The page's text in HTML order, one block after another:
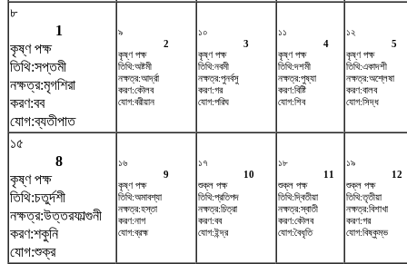
৮
1
কৃষ্ণ পক্ষ
তিথি:সপ্তমী
নক্ষত্র:মৃগশিরা
করণ:বব
যোগ:ব্যতীপাত
৯
2
কৃষ্ণ পক্ষ
তিথি:অষ্টমী
নক্ষত্র:আর্দ্রা
করণ:কৌলব
যোগ:বরীয়ান
১০
3
কৃষ্ণ পক্ষ
তিথি:নবমী
নক্ষত্র:পুনর্বসু
করণ:গর
যোগ:পরিঘ
১১
4
কৃষ্ণ পক্ষ
তিথি:দশমী
নক্ষত্র:পুষ্যা
করণ:বিষ্টি
যোগ:শিব
১২
5
কৃষ্ণ পক্ষ
তিথি:একাদশী
নক্ষত্র:অশ্লেষা
করণ:বালব
যোগ:সিদ্ধ
১৫
8
কৃষ্ণ পক্ষ
তিথি:চতুর্দশী
নক্ষত্র:উত্তরফাল্গুনী
করণ:শকুনি
যোগ:শুক্র
১৬
9
কৃষ্ণ পক্ষ
তিথি:অমাবশ্যা
নক্ষত্র:হস্তা
করণ:নাগ
যোগ:ব্রহ্ম
১৭
10
শুক্ল পক্ষ
তিথি:প্রতিপদ
নক্ষত্র:চিত্রা
করণ:বব
যোগ:ইন্দ্র
১৮
11
শুক্ল পক্ষ
তিথি:দ্বিতীয়া
নক্ষত্র:স্বাতী
করণ:কৌলব
যোগ:বৈধৃতি
১৯
12
শুক্ল পক্ষ
তিথি:তৃতীয়া
নক্ষত্র:বিশাখা
করণ:গর
যোগ:বিষ্কুম্ভ